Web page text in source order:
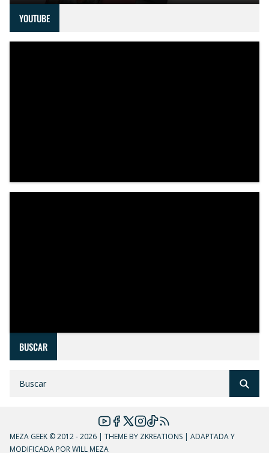
YOUTUBE
BUSCAR
MEZA GEEK © 2012 - 2026 | THEME BY ZKREATIONS | ADAPTADA Y
MODIFICADA POR WILL MEZA